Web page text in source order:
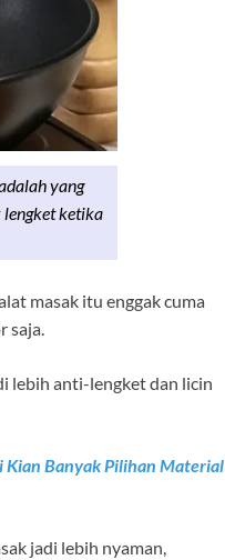
yang
lengket ketika
masak itu enggak cuma
saja.
lebih anti-lengket dan licin
Kian Banyak Pilihan Material
jadi lebih nyaman,